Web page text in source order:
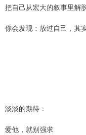
把自己从宏大的叙事里解
你会发现：放过自己，其
淡淡的期待：
爱他，就别强求